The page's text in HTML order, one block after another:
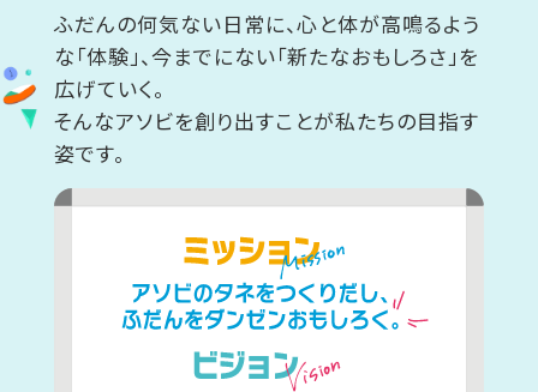
ふだんの何気ない日常に、心と体が高鳴るよう
な「体験」、今までにない「新たなおもしろさ」を
広げていく。
そんなアソビを創り出すことが私たちの目指す
姿です。